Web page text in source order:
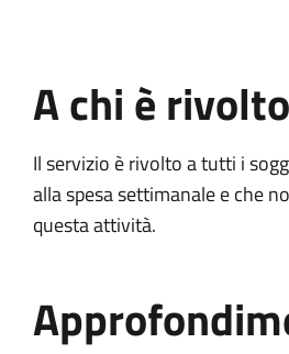
A chi è rivolto
Il servizio è rivolto a tutti i
alla spesa settimanale e che
questa attività.